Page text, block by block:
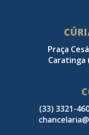
Praça
Caratinga
(33) 3321-